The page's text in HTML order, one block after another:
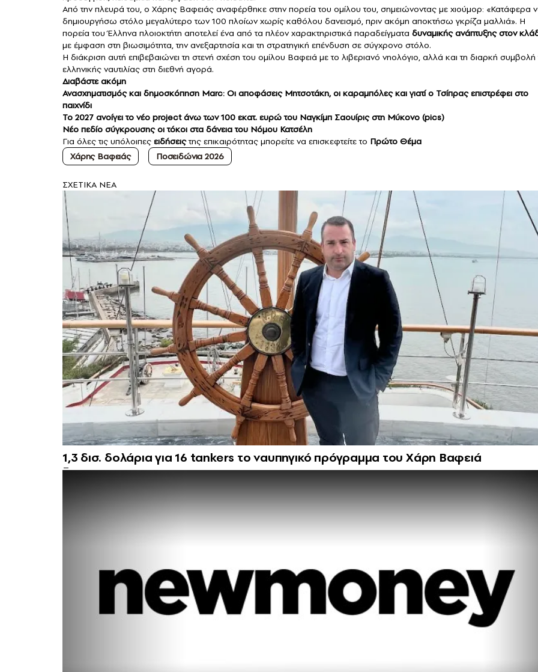
Από την πλευρά του, ο Χάρης Βαφειάς αναφέρθηκε στην πορεία του ομίλου του, σημειώνοντας με χιούμορ: «Κατάφερα
δημιουργήσω στόλο μεγαλύτερο των 100 πλοίων χωρίς καθόλου δανεισμό, πριν ακόμη αποκτήσω γκρίζα μαλλιά». Η
πορεία του Έλληνα πλοιοκτήτη αποτελεί ένα από τα πλέον χαρακτηριστικά παραδείγματα δυναμικής ανάπτυξης στον
με έμφαση στη βιωσιμότητα, την ανεξαρτησία και τη στρατηγική επένδυση σε σύγχρονο στόλο.
Η διάκριση αυτή επιβεβαιώνει τη στενή σχέση του ομίλου Βαφειά με το λιβεριανό νηολόγιο, αλλά και τη διαρκή συμβολή
ελληνικής ναυτιλίας στη διεθνή αγορά.
Διαβάστε ακόμη
Ανασχηματισμός και δημοσκόπηση Marc: Οι αποφάσεις Μητσοτάκη, οι καραμπόλες και γιατί ο Τσίπρας επιστρέφει στο
παιχνίδι
Το 2027 ανοίγει το νέο project άνω των 100 εκατ. ευρώ του Ναγκίμπ Σαουίρις στη Μύκονο (pics)
Νέο πεδίο σύγκρουσης οι τόκοι στα δάνεια του Νόμου Κατσέλη
Για όλες τις υπόλοιπες ειδήσειςτης επικαιρότητας μπορείτε να επισκεφτείτε το Πρώτο Θέμα
Χάρης Βαφειάς
Ποσειδώνια 2026
ΣXETIKA NEA
1,3 δισ. δολάρια για 16 tankers το ναυπηγικό πρόγραμμα του Χάρη Βαφειά